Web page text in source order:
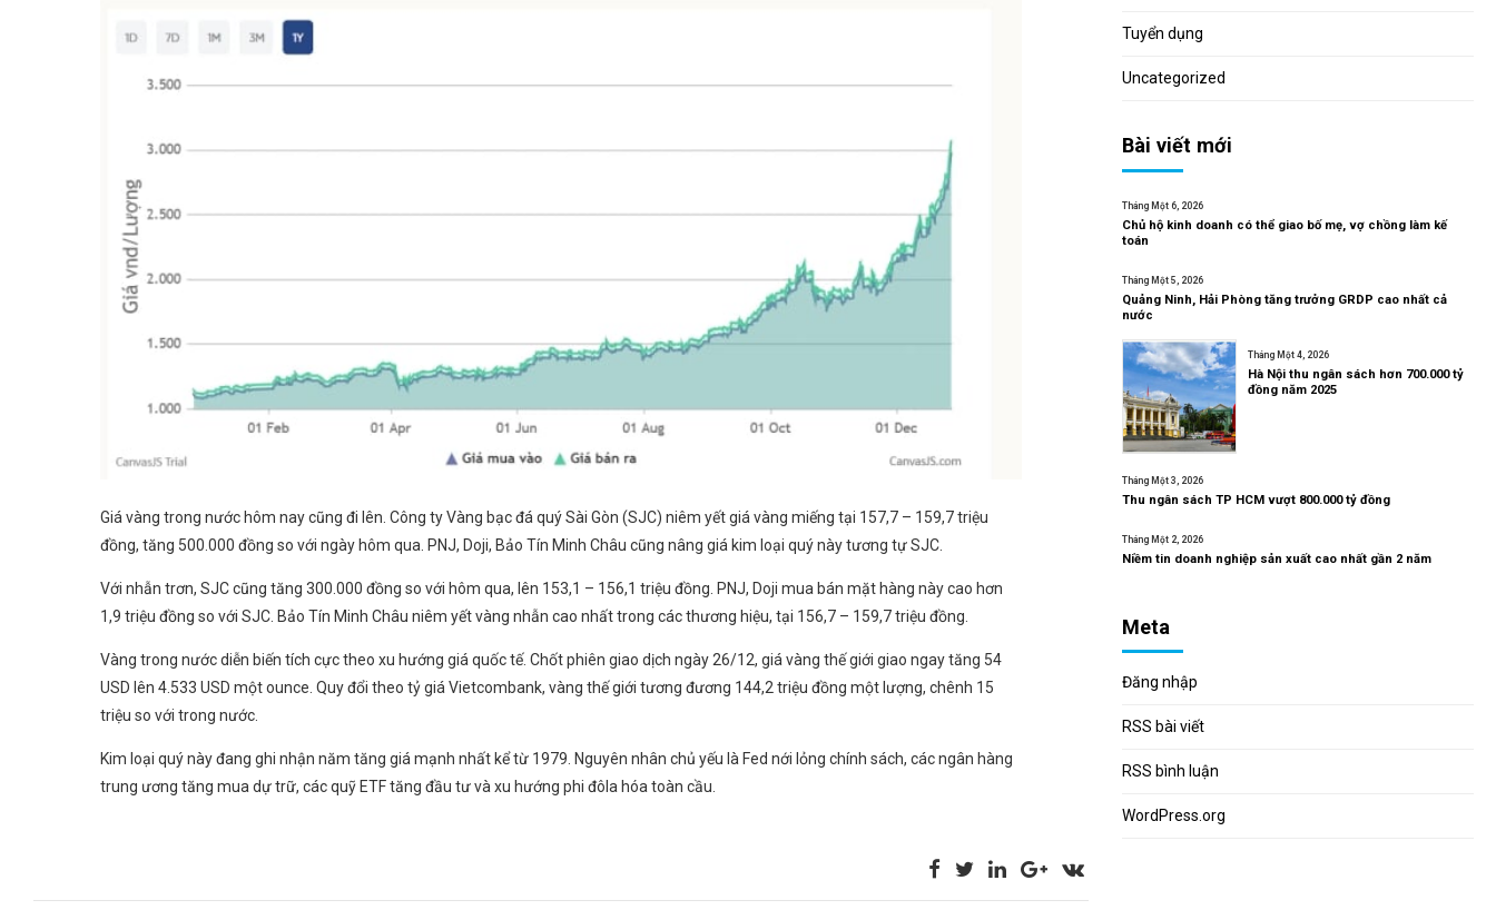
Giá vàng trong nước hôm nay cũng đi lên. Công ty Vàng bạc đá quý Sài Gòn (SJC) niêm yết giá vàng miếng tại 157,7 – 159,7 triệu
đồng, tăng 500.000 đồng so với ngày hôm qua. PNJ, Doji, Bảo Tín Minh Châu cũng nâng giá kim loại quý này tương tự SJC.
Với nhẫn trơn, SJC cũng tăng 300.000 đồng so với hôm qua, lên 153,1 – 156,1 triệu đồng. PNJ, Doji mua bán mặt hàng này cao hơn
1,9 triệu đồng so với SJC. Bảo Tín Minh Châu niêm yết vàng nhẫn cao nhất trong các thương hiệu, tại 156,7 – 159,7 triệu đồng.
Vàng trong nước diễn biến tích cực theo xu hướng giá quốc tế. Chốt phiên giao dịch ngày 26/12, giá vàng thế giới giao ngay tăng 54
USD lên 4.533 USD một ounce. Quy đổi theo tỷ giá Vietcombank, vàng thế giới tương đương 144,2 triệu đồng một lượng, chênh 15
triệu so với trong nước.
Kim loại quý này đang ghi nhận năm tăng giá mạnh nhất kể từ 1979. Nguyên nhân chủ yếu là Fed nới lỏng chính sách, các ngân hàng
trung ương tăng mua dự trữ, các quỹ ETF tăng đầu tư và xu hướng phi đôla hóa toàn cầu.
Tuyển dụng
Uncategorized
Bài viết mới
Tháng Một 6, 2026
Chủ hộ kinh doanh có thể giao bố mẹ, vợ chồng làm kế
toán
Tháng Một 5, 2026
Quảng Ninh, Hải Phòng tăng trưởng GRDP cao nhất cả
nước
Tháng Một 4, 2026
Hà Nội thu ngân sách hơn 700.000 tỷ
đồng năm 2025
Tháng Một 3, 2026
Thu ngân sách TP HCM vượt 800.000 tỷ đồng
Tháng Một 2, 2026
Niềm tin doanh nghiệp sản xuất cao nhất gần 2 năm
Meta
Đăng nhập
RSS bài viết
RSS bình luận
WordPress.org